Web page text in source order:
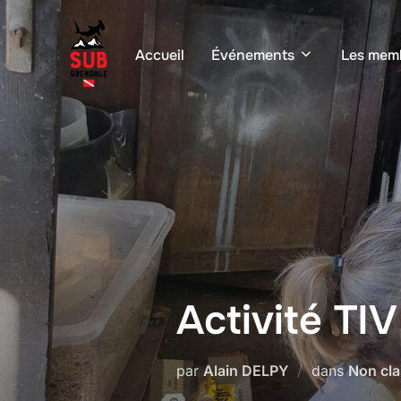
Aller
au
contenu
Accueil Événements Les
Activité
parAlain DELPY dansNon